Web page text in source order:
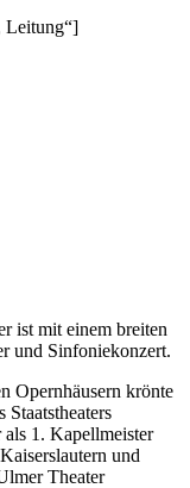
Leitung“]
ist mit einem breiten
und Sinfoniekonzert.
Opernhäusern krönte
1. Kapellmeister
und
Theater